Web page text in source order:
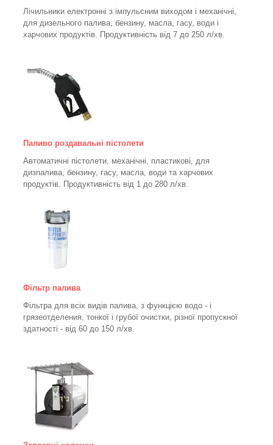
Лічильники електронні з імпульсним виходом і механічні,
для дизельного палива, бензину, масла, гасу, води і
харчових продуктів. Продуктивність від 7 до 250 л/хв.
Паливо роздавальні пістолети
Автоматичні пістолети, механічні, пластикові, для
дизпалива, бензину, гасу, масла, води та харчових
продуктів. Продуктивність від 1 до 280 л/хв.
Фільтр палива
Фільтра для всіх видів палива, з функцією водо - і
грязеотделения, тонкої і грубої очистки, різної пропускної
здатності - від 60 до 150 л/хв.